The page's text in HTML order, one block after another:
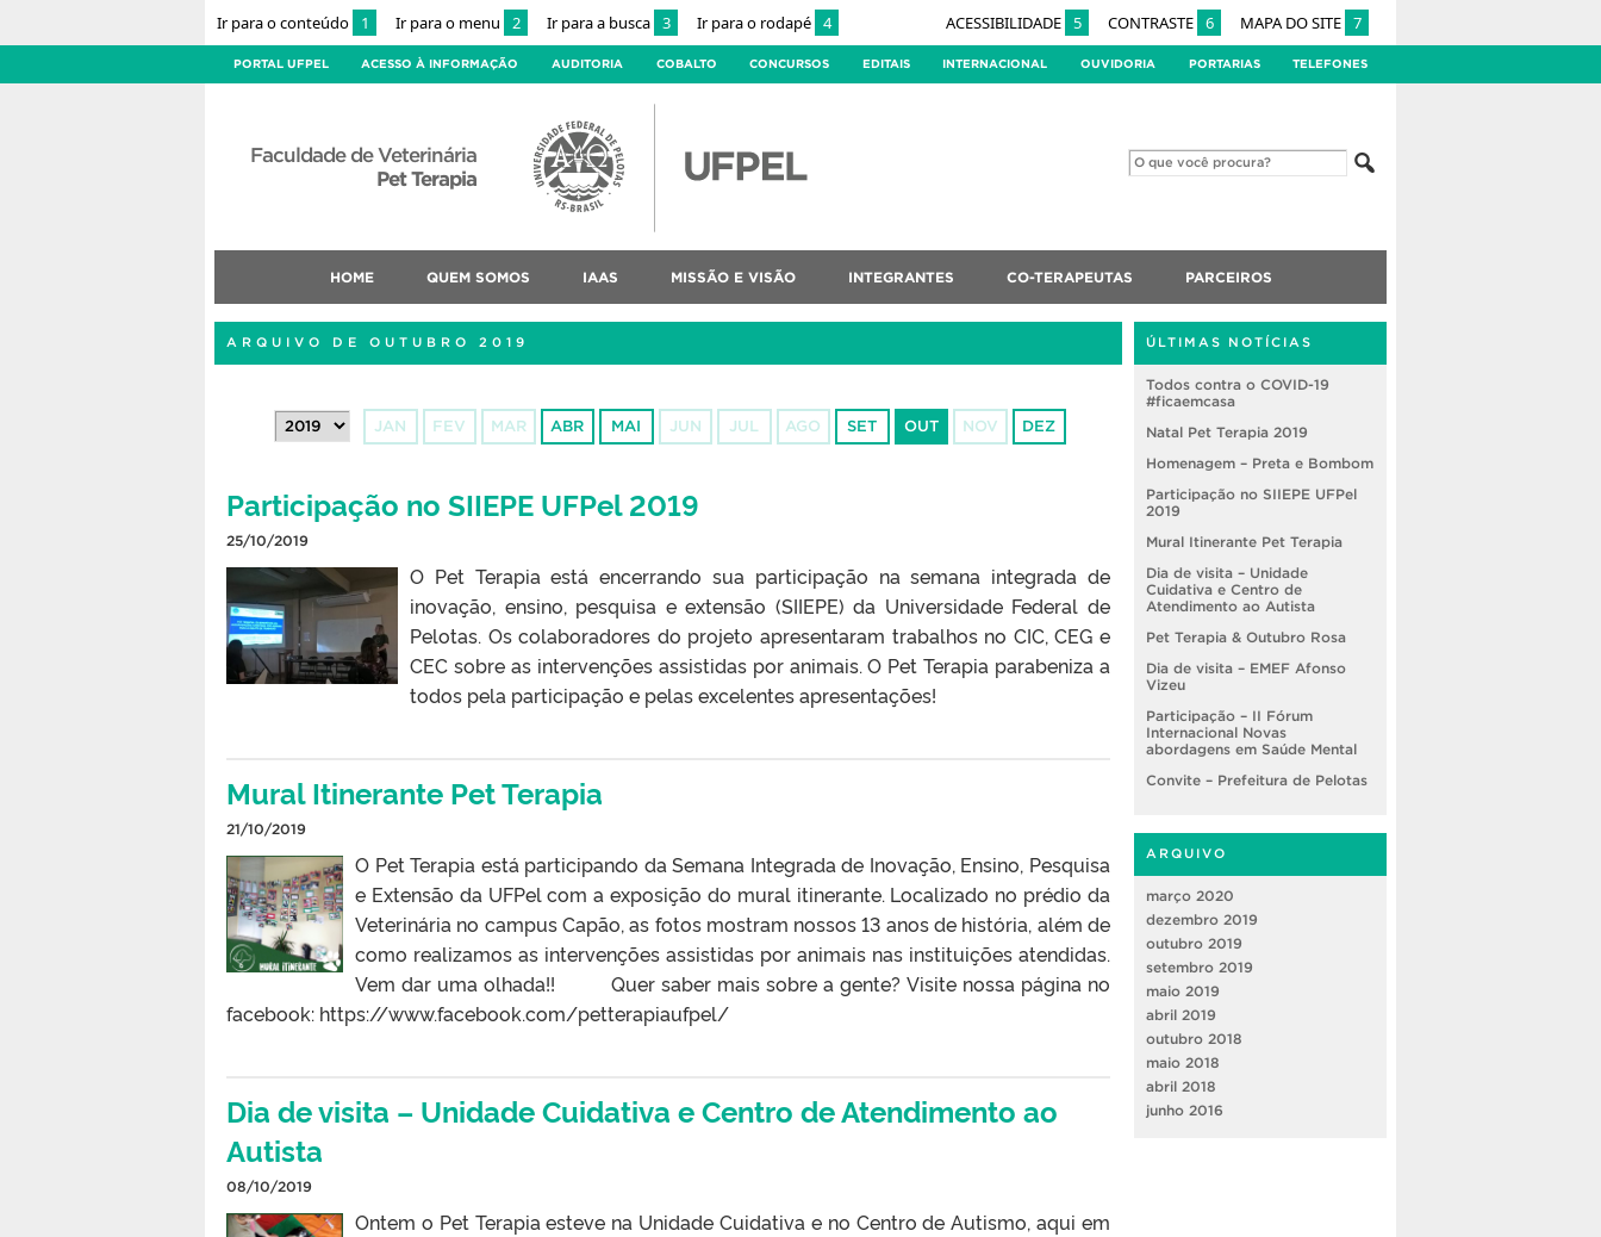
Ir para o conteúdo 1 Ir para o menu 2 Ir para a busca 3 Ir para o rodapé 4 ACESSIBILIDADE 5 CONTRASTE 6 MAPA DO SITE 7
PORTAL UFPEL ACESSO À INFORMAÇÃO AUDITORIA COBALTO CONCURSOS EDITAIS INTERNACIONAL OUVIDORIA PORTARIAS TELEFONES
Faculdade de Veterinária
Pet Terapia
HOME QUEM SOMOS IAAS MISSÃO E VISÃO INTEGRANTES CO-TERAPEUTAS PARCEIROS
ARQUIVO DE OUTUBRO 2019
JAN FEV MAR ABR MAI JUN JUL AGO SET OUT NOV DEZ
Participação no SIIEPE UFPel 2019
25/10/2019
O Pet Terapia está encerrando sua participação na semana integrada de
inovação, ensino, pesquisa e extensão (SIIEPE) da Universidade Federal de
Pelotas. Os colaboradores do projeto apresentaram trabalhos no CIC, CEG e
CEC sobre as intervenções assistidas por animais. O Pet Terapia parabeniza a
todos pela participação e pelas excelentes apresentações!
Mural Itinerante Pet Terapia
21/10/2019
O Pet Terapia está participando da Semana Integrada de Inovação, Ensino, Pesquisa
e Extensão da UFPel com a exposição do mural itinerante. Localizado no prédio da
Veterinária no campus Capão, as fotos mostram nossos 13 anos de história, além de
como realizamos as intervenções assistidas por animais nas instituições atendidas.
Vem dar uma olhada!! Quer saber mais sobre a gente? Visite nossa página no
facebook: https://www.facebook.com/petterapiaufpel/
Dia de visita – Unidade Cuidativa e Centro de Atendimento ao
Autista
08/10/2019
Ontem o Pet Terapia esteve na Unidade Cuidativa e no Centro de Autismo, aqui em
ÚLTIMAS NOTÍCIAS
Todos contra o COVID-19
#ficaemcasa
Natal Pet Terapia 2019
Homenagem – Preta e Bombom
Participação no SIIEPE UFPel
2019
Mural Itinerante Pet Terapia
Dia de visita – Unidade
Cuidativa e Centro de
Atendimento ao Autista
Pet Terapia & Outubro Rosa
Dia de visita – EMEF Afonso
Vizeu
Participação – II Fórum
Internacional Novas
abordagens em Saúde Mental
Convite – Prefeitura de Pelotas
ARQUIVO
março 2020
dezembro 2019
outubro 2019
setembro 2019
maio 2019
abril 2019
outubro 2018
maio 2018
abril 2018
junho 2016